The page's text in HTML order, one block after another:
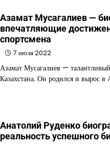
Азамат Мусагалиев —
впечатляющие
спортсмена
7 июля 2022
Азамат Мусагалиев —
Казахстана. Он родился и вырос в
Анатолий Руденко
реальность успешного